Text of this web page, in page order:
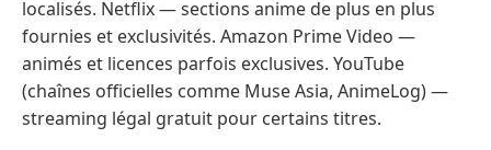
localisés. Netflix — sections anime de plus en plus
fournies et exclusivités. Amazon Prime Video —
animés et licences parfois exclusives. YouTube
(chaînes officielles comme Muse Asia, AnimeLog) —
streaming légal gratuit pour certains titres.